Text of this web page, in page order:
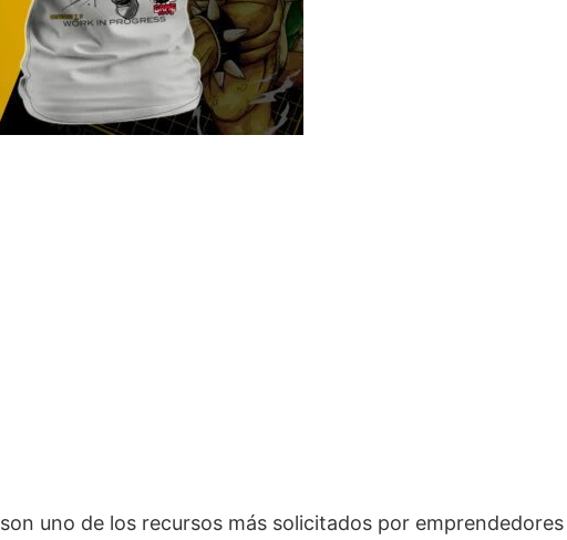
son uno de los recursos más solicitados por